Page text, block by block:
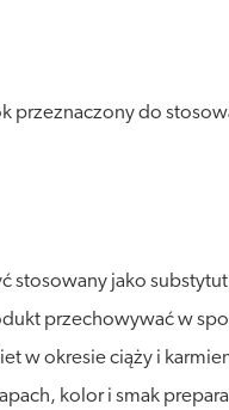
przeznaczony do
stosowany jako
przechowywać w
w okresie ciąży i
kolor i smak